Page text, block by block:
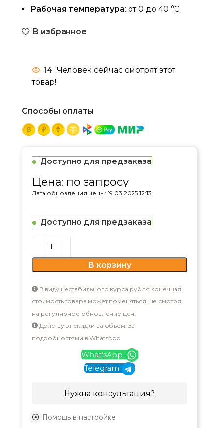
Рабочая температура: от 0 до 40 °C.
В избранное
14 Человек сейчас смотрят этот
товар!
Способы оплаты
Доступно для предзаказа
Цена: по запросу
Дата обновления цены: 19.03.2025 12:13
Доступно для предзаказа
В корзину
В виду нестабильного курса рубля конечная
стоимость товара может поменяться, не смотря
на регулярное обновление цен.
Действуют скидки за объем. За
подробностями в WhatsApp
What'sApp
Telegram
Нужна консультация?
Помощь в настройке